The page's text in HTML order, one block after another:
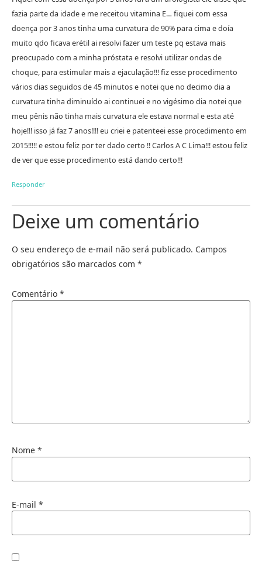
fazia parte da idade e me receitou vitamina E… fiquei com essa
doença por 3 anos tinha uma curvatura de 90% para cima e doía
muito qdo ficava erétil ai resolvi fazer um teste pq estava mais
preocupado com a minha próstata e resolvi utilizar ondas de
choque, para estimular mais a ejaculação!!! fiz esse procedimento
vários dias seguidos de 45 minutos e notei que no decimo dia a
curvatura tinha diminuído ai continuei e no vigésimo dia notei que
meu pênis não tinha mais curvatura ele estava normal e esta até
hoje!!! isso já faz 7 anos!!!! eu criei e patenteei esse procedimento em
2015!!!!! e estou feliz por ter dado certo !! Carlos A C Lima!!! estou feliz
de ver que esse procedimento está dando certo!!!
Responder
Deixe um comentário
O seu endereço de e-mail não será publicado. Campos
obrigatórios são marcados com *
Comentário *
Nome *
E-mail *